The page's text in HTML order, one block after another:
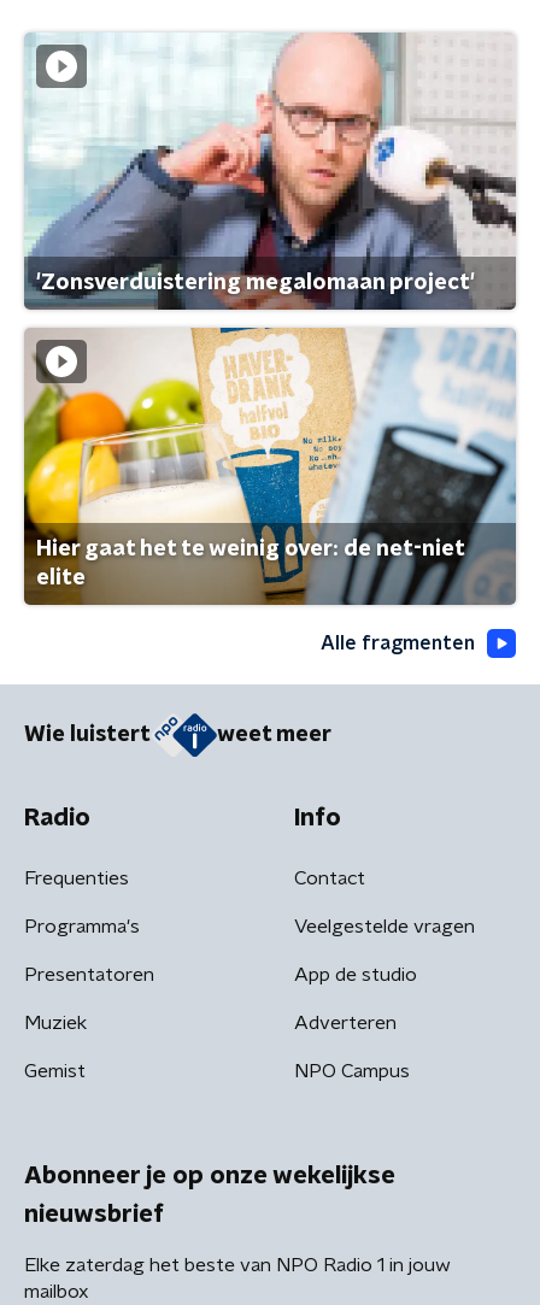
'Zonsverduistering megalomaan project'
Hier gaat het te weinig over: de net-niet
elite
Alle fragmenten
Wie luistert weet meer
Radio
Frequenties
Programma's
Presentatoren
Muziek
Gemist
Info
Contact
Veelgestelde vragen
App de studio
Adverteren
NPO Campus
Abonneer je op onze wekelijkse
nieuwsbrief
Elke zaterdag het beste van NPO Radio 1 in jouw
mailbox